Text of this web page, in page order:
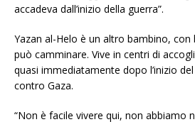
accadeva dall’inizio della guerra”.
Yazan al-Helo è un altro bambino, con
può camminare. Vive in centri di
quasi immediatamente dopo l’inizio
contro Gaza.
“Non è facile vivere qui, non abbiamo